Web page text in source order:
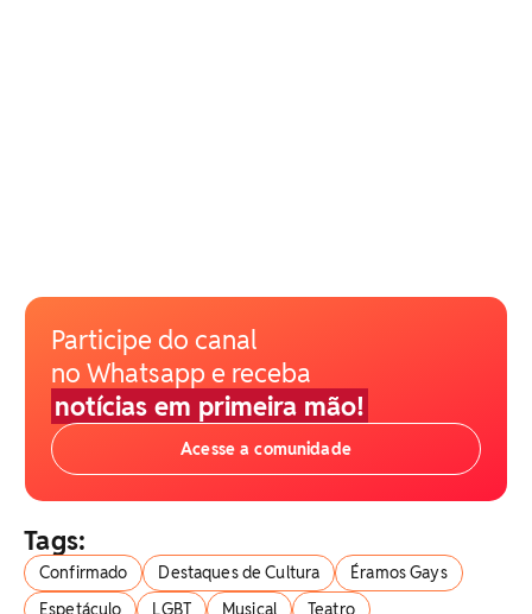
Participe do canal
no Whatsapp e receba
notícias em primeira mão!
Acesse a comunidade
Tags:
Confirmado Destaques de Cultura
Éramos Gays
Espetáculo
LGBT Musical Teatro